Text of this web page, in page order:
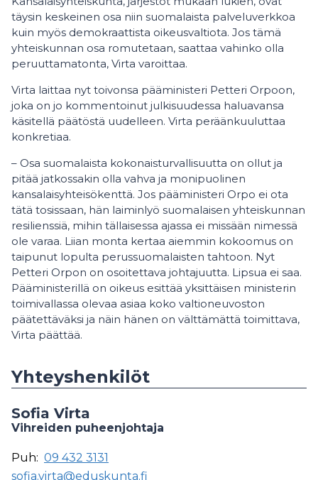
täysin keskeinen osa niin suomalaista palveluverkkoa
kuin myös demokraattista oikeusvaltiota. Jos tämä
yhteiskunnan osa romutetaan, saattaa vahinko olla
peruuttamatonta, Virta varoittaa.
Virta laittaa nyt toivonsa pääministeri Petteri Orpoon,
joka on jo kommentoinut julkisuudessa haluavansa
käsitellä päätöstä uudelleen. Virta peräänkuuluttaa
konkretiaa.
– Osa suomalaista kokonaisturvallisuutta on ollut ja
pitää jatkossakin olla vahva ja monipuolinen
kansalaisyhteisökenttä. Jos pääministeri Orpo ei ota
tätä tosissaan, hän laiminlyö suomalaisen yhteiskunnan
resilienssiä, mihin tällaisessa ajassa ei missään nimessä
ole varaa. Liian monta kertaa aiemmin kokoomus on
taipunut lopulta perussuomalaisten tahtoon. Nyt
Petteri Orpon on osoitettava johtajuutta. Lipsua ei saa.
Pääministerillä on oikeus esittää yksittäisen ministerin
toimivallassa olevaa asiaa koko valtioneuvoston
päätettäväksi ja näin hänen on välttämättä toimittava,
Virta päättää.
Yhteyshenkilöt
Sofia Virta
Vihreiden puheenjohtaja
Puh: 09 432 3131
sofia.virta@eduskunta.fi